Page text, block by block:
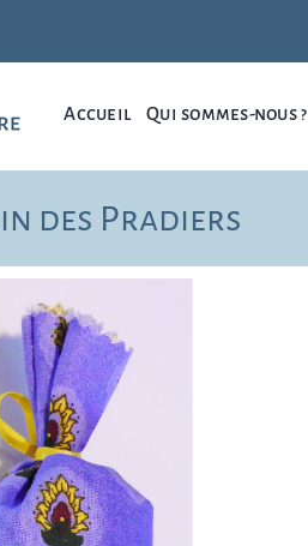
Accueil Qui sommes-nous ?
des Pradiers